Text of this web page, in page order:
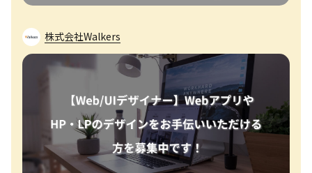
株式会社Walkers